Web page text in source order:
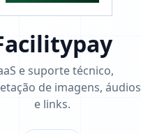
e suporte técnico,
de imagens, áudios
e links.